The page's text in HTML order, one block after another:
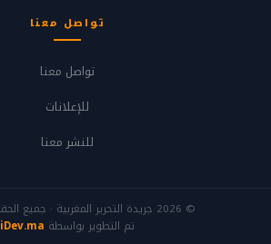
تواصل معنا
تواصل معنا
للإعلانات
للنشر معنا
© 2026 جريدة التحرير المغربية · جميع الحقوق محفوظة
تم التطوير بواسطة iDev.ma